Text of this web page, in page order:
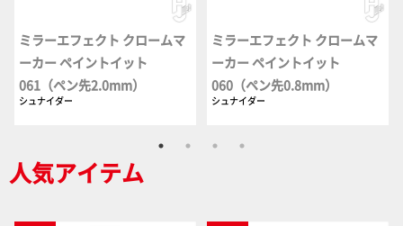
ミラーエフェクト クロームマ
ーカー ペイントイット
061（ペン先2.0mm）
シュナイダー
ミラーエフェクト クロームマ
ーカー ペイントイット
060（ペン先0.8mm）
シュナイダー
人気アイテム